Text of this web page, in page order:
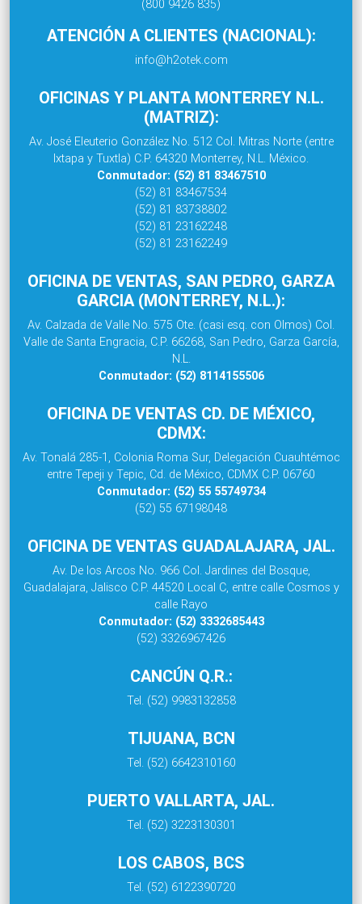
(800 9426 835)
ATENCIÓN A CLIENTES (NACIONAL):
info@h2otek.com
OFICINAS Y PLANTA MONTERREY N.L.
(MATRIZ):
Av. José Eleuterio González No. 512 Col. Mitras Norte (entre
Ixtapa y Tuxtla) C.P. 64320 Monterrey, N.L. México.
Conmutador: (52) 81 83467510
(52) 81 83467534
(52) 81 83738802
(52) 81 23162248
(52) 81 23162249
OFICINA DE VENTAS, SAN PEDRO, GARZA
GARCIA (MONTERREY, N.L.):
Av. Calzada de Valle No. 575 Ote. (casi esq. con Olmos) Col.
Valle de Santa Engracia, C.P. 66268, San Pedro, Garza García,
N.L.
Conmutador: (52) 8114155506
OFICINA DE VENTAS CD. DE MÉXICO,
CDMX:
Av. Tonalá 285-1, Colonia Roma Sur, Delegación Cuauhtémoc
entre Tepeji y Tepic, Cd. de México, CDMX C.P. 06760
Conmutador: (52) 55 55749734
(52) 55 67198048
OFICINA DE VENTAS GUADALAJARA, JAL.
Av. De los Arcos No. 966 Col. Jardines del Bosque,
Guadalajara, Jalisco C.P. 44520 Local C, entre calle Cosmos y
calle Rayo
Conmutador: (52) 3332685443
(52) 3326967426
CANCÚN Q.R.:
Tel. (52) 9983132858
TIJUANA, BCN
Tel. (52) 6642310160
PUERTO VALLARTA, JAL.
Tel. (52) 3223130301
LOS CABOS, BCS
Tel. (52) 6122390720